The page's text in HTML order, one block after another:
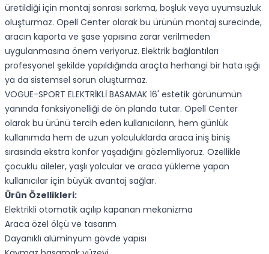
üretildiği için montaj sonrası sarkma, boşluk veya uyumsuzluk
oluşturmaz. Opell Center olarak bu ürünün montaj sürecinde,
aracın kaporta ve şase yapısına zarar verilmeden
uygulanmasına önem veriyoruz. Elektrik bağlantıları
profesyonel şekilde yapıldığında araçta herhangi bir hata ışığı
ya da sistemsel sorun oluşturmaz.
VOGUE-SPORT ELEKTRİKLİ BASAMAK 16' estetik görünümün
yanında fonksiyonelliği de ön planda tutar. Opell Center
olarak bu ürünü tercih eden kullanıcıların, hem günlük
kullanımda hem de uzun yolculuklarda araca iniş biniş
sırasında ekstra konfor yaşadığını gözlemliyoruz. Özellikle
çocuklu aileler, yaşlı yolcular ve araca yükleme yapan
kullanıcılar için büyük avantaj sağlar.
Ürün Özellikleri:
Elektrikli otomatik açılıp kapanan mekanizma
Araca özel ölçü ve tasarım
Dayanıklı alüminyum gövde yapısı